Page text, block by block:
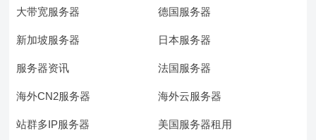
大带宽服务器 德国服务器
新加坡服务器 日本服务器
服务器资讯 法国服务器
海外CN2服务器 海外云服务器
站群多IP服务器 美国服务器租用